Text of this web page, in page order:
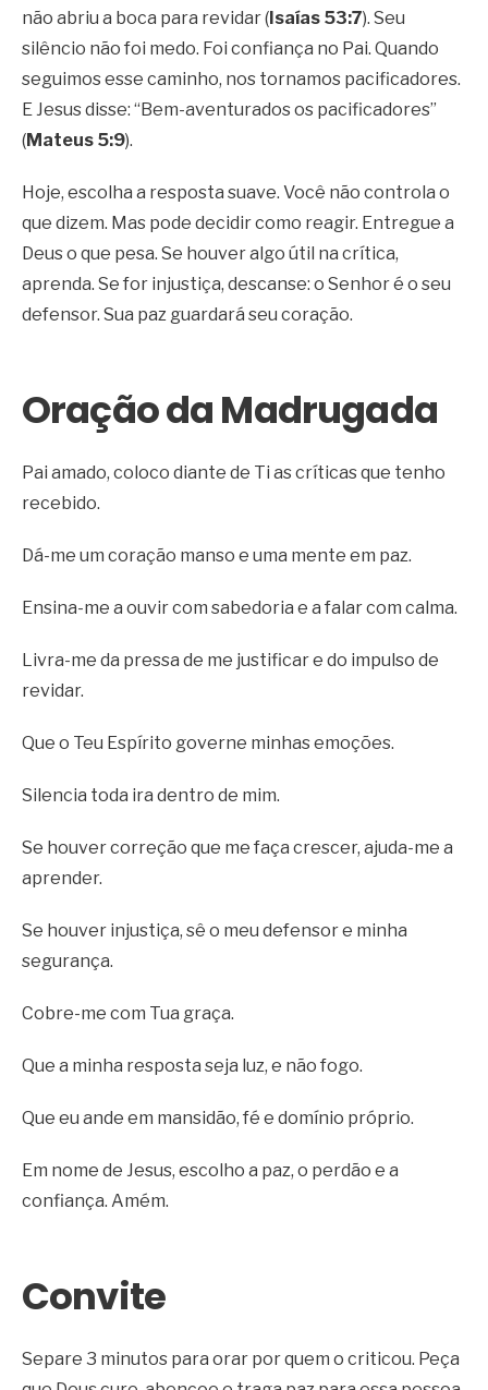
não abriu a boca para revidar ( Isaías 53:7). Seu
silêncio não foi medo. Foi confiança no Pai. Quando
seguimos esse caminho, nos tornamos pacificadores.
E Jesus disse: “Bem-aventurados os pacificadores”
(Mateus 5:9).
Hoje, escolha a resposta suave. Você não controla o
que dizem. Mas pode decidir como reagir. Entregue a
Deus o que pesa. Se houver algo útil na crítica,
aprenda. Se for injustiça, descanse: o Senhor é o seu
defensor. Sua paz guardará seu coração.
Oração da Madrugada
Pai amado, coloco diante de Ti as críticas que tenho
recebido.
Dá-me um coração manso e uma mente em paz.
Ensina-me a ouvir com sabedoria e a falar com calma.
Livra-me da pressa de me justificar e do impulso de
revidar.
Que o Teu Espírito governe minhas emoções.
Silencia toda ira dentro de mim.
Se houver correção que me faça crescer, ajuda-me a
aprender.
Se houver injustiça, sê o meu defensor e minha
segurança.
Cobre-me com Tua graça.
Que a minha resposta seja luz, e não fogo.
Que eu ande em mansidão, fé e domínio próprio.
Em nome de Jesus, escolho a paz, o perdão e a
confiança. Amém.
Convite
Separe 3 minutos para orar por quem o criticou. Peça